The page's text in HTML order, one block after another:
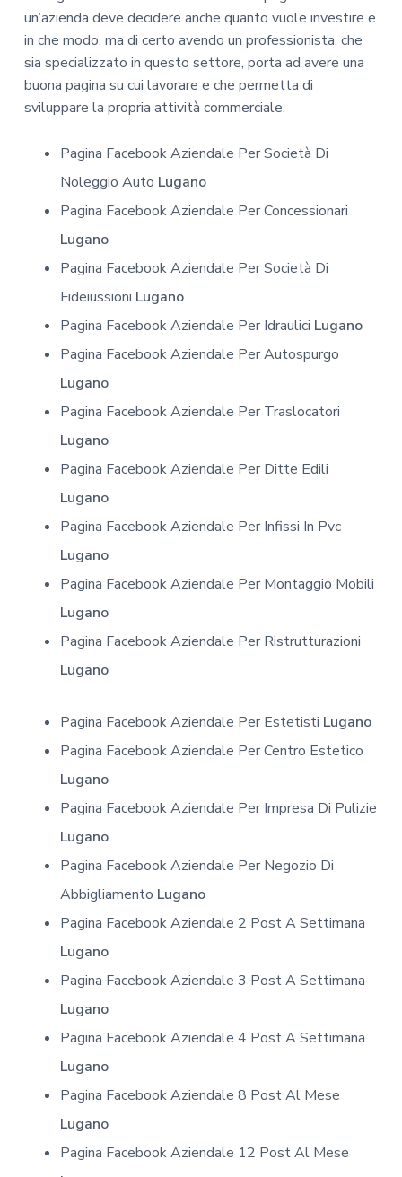
un’azienda deve decidere anche quanto vuole investire e
in che modo, ma di certo avendo un professionista, che
sia specializzato in questo settore, porta ad avere una
buona pagina su cui lavorare e che permetta di
sviluppare la propria attività commerciale.
Pagina Facebook Aziendale Per Società Di
Noleggio Auto Lugano
Pagina Facebook Aziendale Per Concessionari
Lugano
Pagina Facebook Aziendale Per Società Di
Fideiussioni Lugano
Pagina Facebook Aziendale Per Idraulici Lugano
Pagina Facebook Aziendale Per Autospurgo
Lugano
Pagina Facebook Aziendale Per Traslocatori
Lugano
Pagina Facebook Aziendale Per Ditte Edili
Lugano
Pagina Facebook Aziendale Per Infissi In Pvc
Lugano
Pagina Facebook Aziendale Per Montaggio Mobili
Lugano
Pagina Facebook Aziendale Per Ristrutturazioni
Lugano
Pagina Facebook Aziendale Per Estetisti Lugano
Pagina Facebook Aziendale Per Centro Estetico
Lugano
Pagina Facebook Aziendale Per Impresa Di Pulizie
Lugano
Pagina Facebook Aziendale Per Negozio Di
Abbigliamento Lugano
Pagina Facebook Aziendale 2 Post A Settimana
Lugano
Pagina Facebook Aziendale 3 Post A Settimana
Lugano
Pagina Facebook Aziendale 4 Post A Settimana
Lugano
Pagina Facebook Aziendale 8 Post Al Mese
Lugano
Pagina Facebook Aziendale 12 Post Al Mese